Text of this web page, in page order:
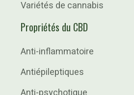
Variétés de cannabis
Propriétés du CBD
Anti-inflammatoire
Antiépileptiques